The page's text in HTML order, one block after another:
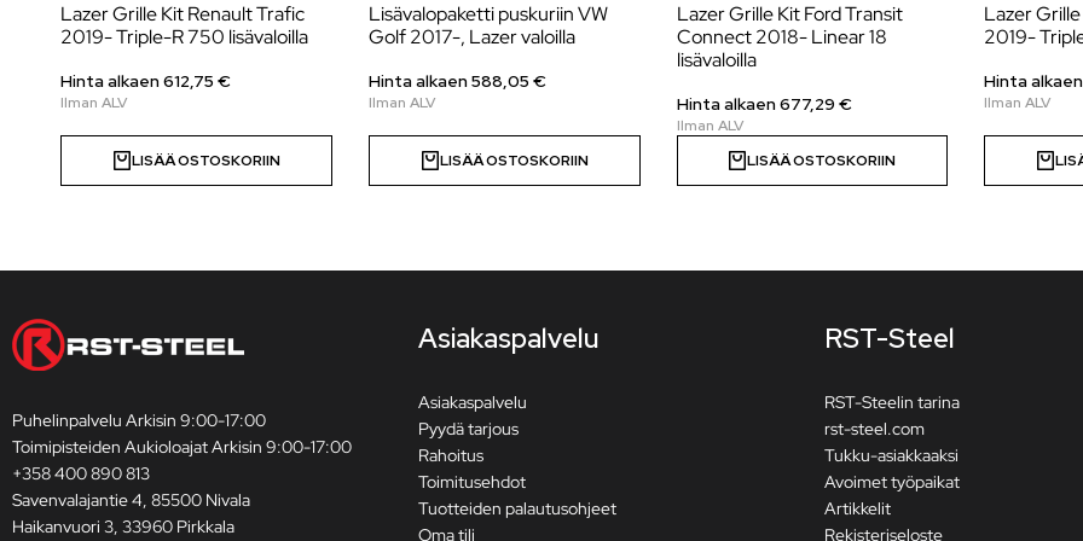
Lazer Grille Kit Renault Trafic
2019- Triple-R 750 lisävaloilla
Hinta alkaen612,75 €
LISÄÄ OSTOSKORIIN
Lisävalopaketti puskuriin VW
Golf 2017-, Lazer valoilla
Hinta alkaen588,05 €
LISÄÄ OSTOSKORIIN
Lazer Grille Kit Ford Transit
Connect 2018- Linear 18
lisävaloilla
Hinta alkaen 677,29 €
LISÄÄ OSTOSKORIIN
Lazer
2019-
Hinta
Puhelinpalvelu Arkisin 9:00-17:00
Toimipisteiden Aukioloajat Arkisin 9:00-17:00
+358 400 890 813
Savenvalajantie 4, 85500 Nivala
Haikanvuori 3, 33960 Pirkkala
Asiakaspalvelu
Asiakaspalvelu
Pyydä tarjous
Rahoitus
Toimitusehdot
Tuotteiden palautusohjeet
Oma tili
RST-Steel
RST-Steelin tarina
rst-steel.com
Tukku-asiakkaaksi
Avoimet työpaikat
Artikkelit
Rekisteriseloste